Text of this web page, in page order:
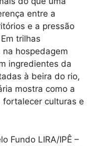
entre a
e a pressão
trilhas
hospedagem
ingredientes da
à beira do rio,
mostra como a
culturas e
Fundo LIRA/IPÊ –